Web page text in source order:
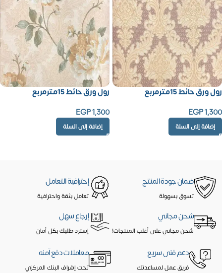
رول ورق حائط 15مترمربع
EGP1,300
إضافة إلى السلة
رول ورق حائط 15مترمربع
EGP1,300
إضافة إلى السلة
ضمان جودة المنتج
تسوق بسهولة
إحترافية التعامل
تعامل بثقة واحترافية
شحن مجاني
شحن مجاني على أغلب المنتجات!
إرجاع سهل
إسترد طلبك بكل أمان
دعم فنى سريع
فريق عمل لمساعدتك
معاملات دفع آمنه
تحت إشراف البنك المركزي